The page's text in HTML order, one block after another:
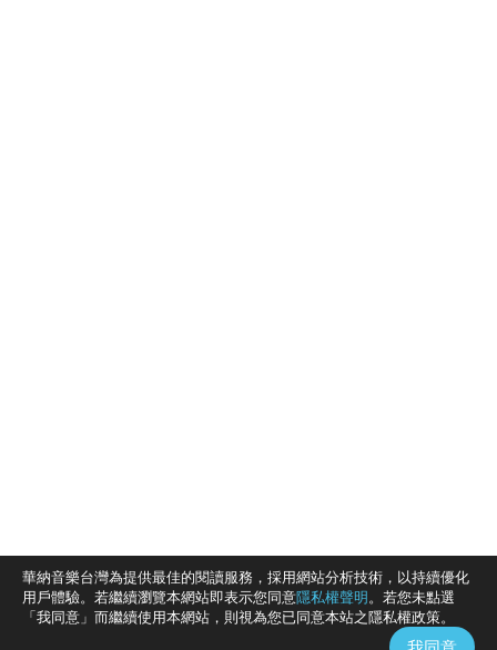
華納音樂台灣為提供最佳的閱讀服務，採用網站分析技術，以持續優化
用戶體驗。若繼續瀏覽本網站即表示您同意隱私權聲明。若您未點選
「我同意」而繼續使用本網站，則視為您已同意本站之隱私權政策。